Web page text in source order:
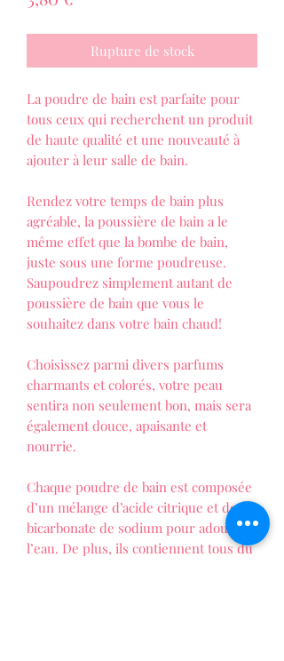
Rupture de stock
La poudre de bain est parfaite pour
tous ceux qui recherchent un produit
de haute qualité et une nouveauté à
ajouter à leur salle de bain.
Rendez votre temps de bain plus
agréable, la poussière de bain a le
même effet que la bombe de bain,
juste sous une forme poudreuse.
Saupoudrez simplement autant de
poussière de bain que vous le
souhaitez dans votre bain chaud!
Choisissez parmi divers parfums
charmants et colorés, votre peau
sentira non seulement bon, mais sera
également douce, apaisante et
nourrie.
Chaque poudre de bain est composée
d’un mélange d’acide citrique et de
bicarbonate de sodium pour adoucir
l’eau. De plus, ils contiennent tous du